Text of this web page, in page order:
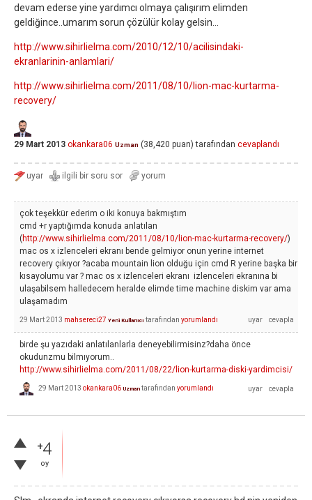
devam ederse yine yardımcı olmaya çalışırım elimden
geldiğince..umarım sorun çözülür kolay gelsin...
http://www.sihirlielma.com/2010/12/10/acilisindaki-
ekranlarinin-anlamlari/
http://www.sihirlielma.com/2011/08/10/lion-mac-kurtarma-
recovery/
29 Mart 2013 okankara06 Uzman (38,420 puan) tarafından cevaplandı
çok teşekkür ederim o iki konuya bakmıştım
cmd +r yaptığımda konuda anlatılan
( http://www.sihirlielma.com/2011/08/10/lion-mac-kurtarma-recovery/)
mac os x izlenceleri ekranı bende gelmiyor onun yerine internet
recovery çıkıyor ?acaba mountain lion olduğu için cmd R yerine başka bir
kısayolumu var ? mac os x izlenceleri ekranı izlenceleri ekranına bi
ulaşabilsem halledecem heralde elimde time machine diskim var ama
ulaşamadım
29 Mart 2013 mahsereci27 Yeni Kullanıcı tarafından yorumlandı
birde şu yazıdaki anlatılanlarla deneyebilirmisinz?daha önce
okudunzmu bilmıyorum..
http://www.sihirlielma.com/2011/08/22/lion-kurtarma-diski-yardimcisi/
29 Mart 2013 okankara06 Uzman tarafından yorumlandı
+4
oy